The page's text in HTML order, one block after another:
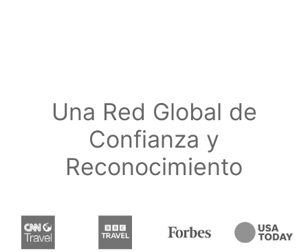
Una Red Global de
Confianza y
Reconocimiento